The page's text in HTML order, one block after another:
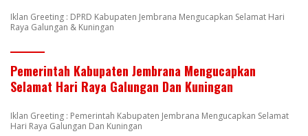
Iklan Greeting : DPRD Kabupaten Jembrana Mengucapkan Selamat Hari
Raya Galungan & Kuningan
Pemerintah Kabupaten Jembrana Mengucapkan
Selamat Hari Raya Galungan Dan Kuningan
Iklan Greeting : Pemerintah Kabupaten Jembrana Mengucapkan Selamat
Hari Raya Galungan Dan Kuningan